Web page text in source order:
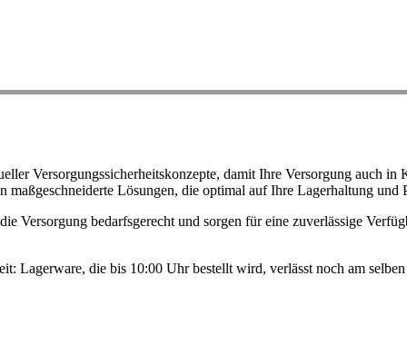
Versorgungssicherheitskonzepte, damit Ihre Versorgung auch in
Lösungen, die optimal auf Ihre Lagerhaltung und
Versorgung bedarfsgerecht und sorgen für eine zuverlässige
Lagerware, die bis 10:00 Uhr bestellt wird, verlässt noch am